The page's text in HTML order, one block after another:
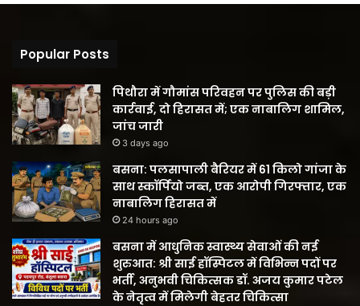
Popular Posts
पिथौरा में गौमांस परिवहन पर पुलिस की बड़ी
कार्रवाई, दो हिरासत में; एक नाबालिग शामिल,
जांच जारी
3 days ago
बसना: पलसापाली बैरियर में 61 किलो गांजा के
साथ स्कॉर्पियो जब्त, एक आरोपी गिरफ्तार, एक
नाबालिग हिरासत में
24 hours ago
बसना में आधुनिक स्वास्थ्य सेवाओं की नई
शुरुआत: श्री साई हॉस्पिटल में विभिन्न पदों पर
भर्ती, अनुभवी चिकित्सक डॉ. अजय कुमार पटेल
के नेतृत्व में मिलेगी बेहतर चिकित्सा